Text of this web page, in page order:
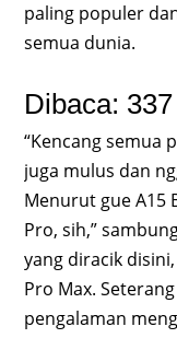
paling populer
semua dunia.
Dibaca:
“Kencang semua
juga mulus dan
Menurut gue A15
Pro, sih,”
yang diracik
Pro Max.
pengalaman